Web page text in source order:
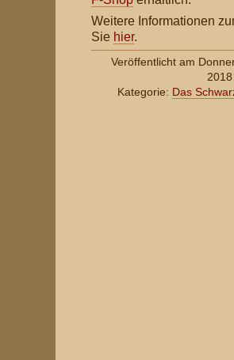
Weitere Informationen
Sie hier.
Veröffentlicht am
2018
Kategorie: Das